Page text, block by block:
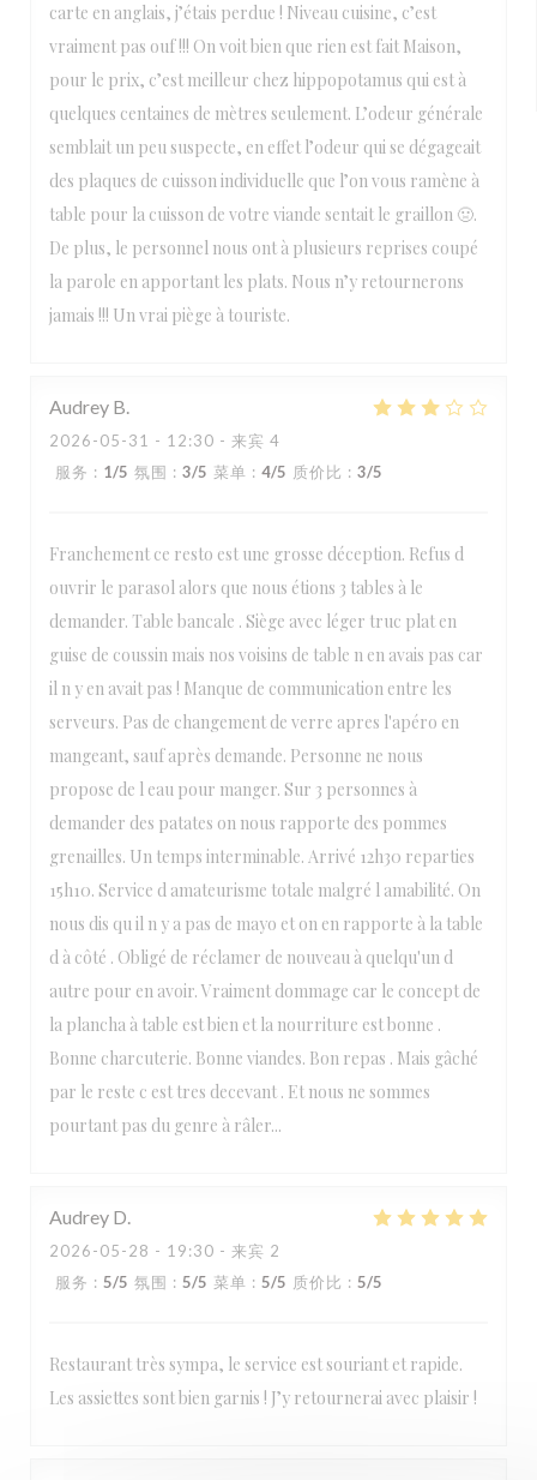
carte en anglais, j’étais perdue ! Niveau cuisine, c’est
vraiment pas ouf !!! On voit bien que rien est fait Maison,
pour le prix, c’est meilleur chez hippopotamus qui est à
quelques centaines de mètres seulement. L’odeur générale
semblait un peu suspecte, en effet l’odeur qui se dégageait
des plaques de cuisson individuelle que l’on vous ramène à
table pour la cuisson de votre viande sentait le graillon 🤢.
De plus, le personnel nous ont à plusieurs reprises coupé
la parole en apportant les plats. Nous n’y retournerons
jamais !!! Un vrai piège à touriste.
Audrey B
2026-05-31 - 12:30 - 来宾 4
服务 : 1/5 氛围 : 3/5 菜单 : 4/5 质价比 : 3/5
Franchement ce resto est une grosse déception. Refus d
ouvrir le parasol alors que nous étions 3 tables à le
demander. Table bancale . Siège avec léger truc plat en
guise de coussin mais nos voisins de table n en avais pas car
il n y en avait pas ! Manque de communication entre les
serveurs. Pas de changement de verre apres l'apéro en
mangeant, sauf après demande. Personne ne nous
propose de l eau pour manger. Sur 3 personnes à
demander des patates on nous rapporte des pommes
grenailles. Un temps interminable. Arrivé 12h30 reparties
15h10. Service d amateurisme totale malgré l amabilité. On
nous dis qu il n y a pas de mayo et on en rapporte à la table
d à côté . Obligé de réclamer de nouveau à quelqu'un d
autre pour en avoir. Vraiment dommage car le concept de
la plancha à table est bien et la nourriture est bonne .
Bonne charcuterie. Bonne viandes. Bon repas . Mais gâché
par le reste c est tres decevant . Et nous ne sommes
pourtant pas du genre à râler...
Audrey D
2026-05-28 - 19:30 - 来宾 2
服务 : 5/5 氛围 : 5/5 菜单 : 5/5 质价比 : 5/5
Restaurant très sympa, le service est souriant et rapide.
Les assiettes sont bien garnis ! J’y retournerai avec plaisir !